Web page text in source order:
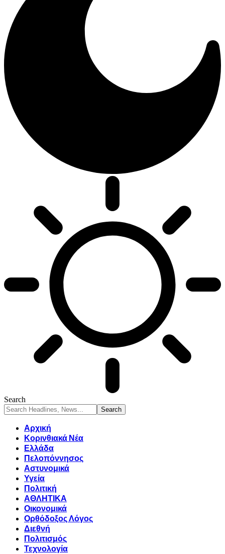
Search
Αρχική
Κορινθιακά Νέα
Ελλάδα
Πελοπόννησος
Αστυνομικά
Υγεία
Πολιτική
ΑΘΛΗΤΙΚΑ
Οικονομικά
Ορθόδοξος Λόγος
Διεθνή
Πολιτισμός
Τεχνολογία